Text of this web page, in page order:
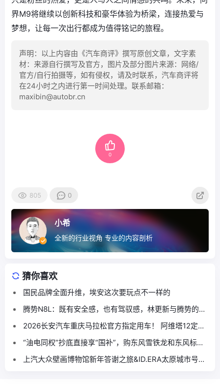
界M9将继续以创新科技和豪华体验为桥梁，连接热爱与
梦想，让每一次出行都成为值得铭记的旅程。
声明：以上内容由《汽车商评》撰写原创文章，文字素
材：来源自行撰写及官方，图片及部分图片来源：网络/
官方/自行拍摄等，如有侵权，请及时联系，汽车商评将
在24小时之内进行第一时间处理。联系邮箱：
maxibin@autobr.cn
0
805 0
小希
全新的行业视角 专业的内容剖析
猜你喜欢
国民品牌全面升维，埃安这次要玩点不一样的
腾势N8L：既有安全感，也有驾驭感，林更新与腾势的缘
分再续
2026长安汽车重庆马拉松官方指定用车！ 阿维塔12定义
高端赛事出行新标杆
“油电同权”抄底直接享“国补”，购东风雪铁龙和东风标致
正当时！
上汽大众壁画博物馆新年答谢之旅&ID.ERA太原城市号启